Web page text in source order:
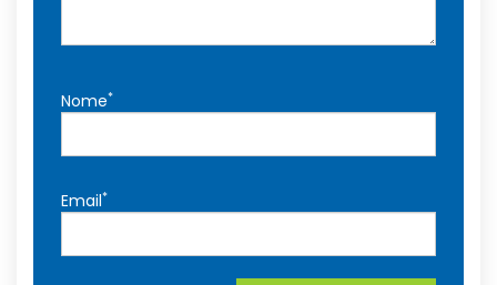
Nome*
Email*